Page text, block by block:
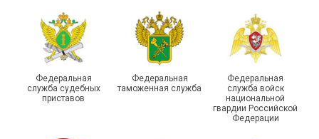
Единство традиций и сила
организаций ГУФСИН
России по Пермскому
краю приняли участие в
туристическом слете
Федеральная
служба судебных
приставов
Федеральная
таможенная служба
Федеральная
служба войск
национальной
гвардии Российской
Федерации